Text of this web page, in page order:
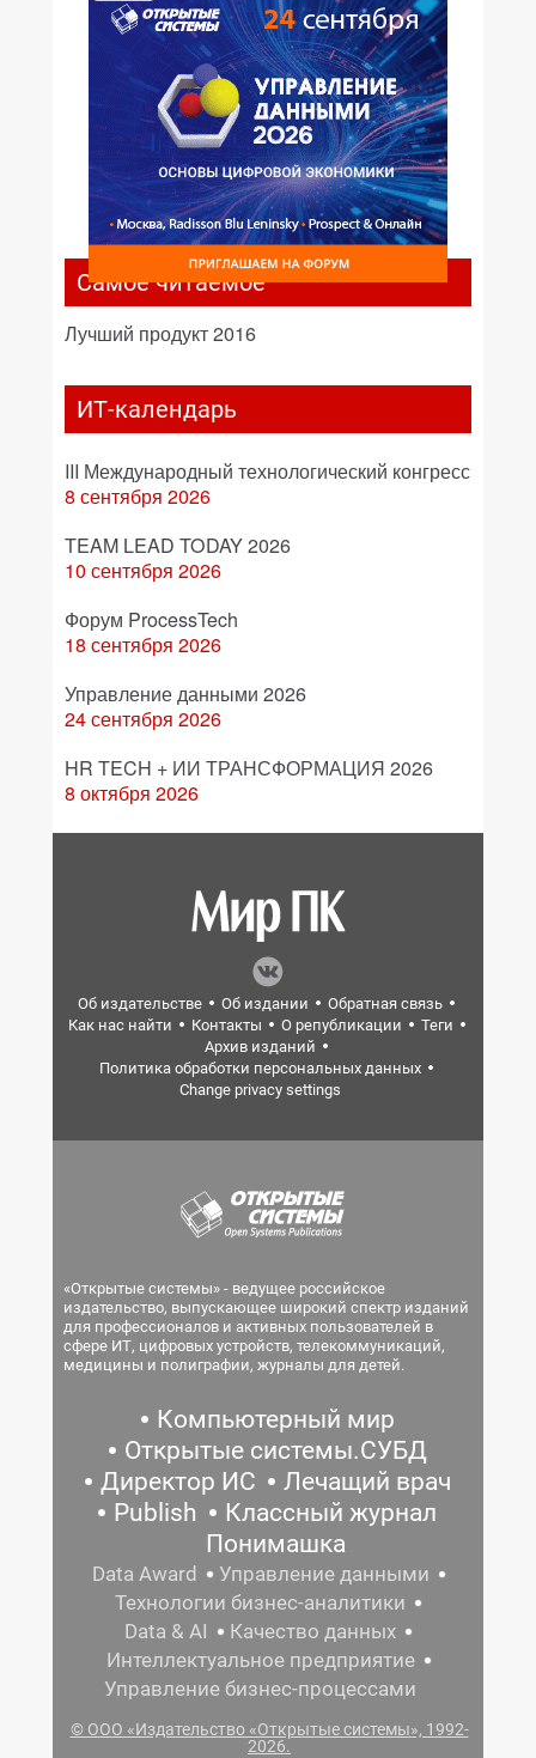
Самое читаемое
Лучший продукт 2016
ИТ-календарь
III Международный технологический конгресс
8 сентября 2026
TEAM LEAD TODAY 2026
10 сентября 2026
Форум ProcessTech
18 сентября 2026
Управление данными 2026
24 сентября 2026
HR TECH + ИИ ТРАНСФОРМАЦИЯ 2026
8 октября 2026
Об издательстве Об издании
Обратная связь
Как нас найти
Контакты О републикации
Теги
Архив изданий
Политика обработки персональных данных
Change privacy settings
«Открытые системы» - ведущее российское
издательство, выпускающее широкий спектр изданий
для профессионалов и активных пользователей в
сфере ИТ, цифровых устройств, телекоммуникаций,
медицины и полиграфии, журналы для детей.
Компьютерный мир
Открытые системы.СУБД
Директор ИС
Лечащий врач
Publish
Классный журнал
Понимашка
Data Award
Управление данными
Технологии бизнес-аналитики
Data & AI
Качество данных
Интеллектуальное предприятие
Управление бизнес-процессами
© ООО «Издательство «Открытые системы», 1992-
2026.